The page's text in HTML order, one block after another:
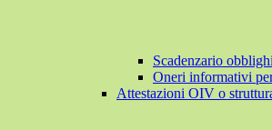
Scadenzario
Oneri informativi
Attestazioni OIV o